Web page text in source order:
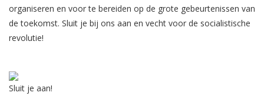
organiseren en voor te bereiden op de grote gebeurtenissen van
de toekomst. Sluit je bij ons aan en vecht voor de socialistische
revolutie!
Sluit je aan!